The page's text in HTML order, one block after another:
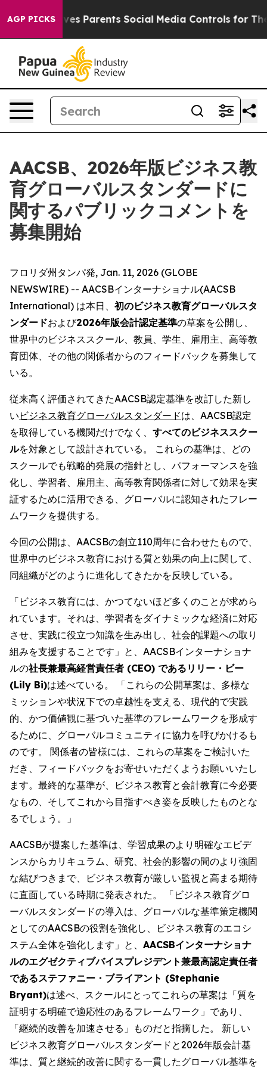
AGP PICKS
Gives Parents Social Media Controls for Their
AACSB、2026年版ビジネス教
育グローバルスタンダードに
関するパブリックコメントを
募集開始
フロリダ州タンパ発, Jan. 11, 2026 (GLOBE
NEWSWIRE) -- AACSBインターナショナル(AACSB
International) は本日、 初のビジネス教育グローバルスタ
ンダードおよび2026年版会計認定基準の草案を公開し、
世界中のビジネススクール、教員、学生、雇用主、高等教
育団体、その他の関係者からのフィードバックを募集して
いる。
従来高く評価されてきたAACSB認定基準を改訂した新し
い ビジネス教育グローバルスタンダードは、AACSB認定
を取得している機関だけでなく、 すべてのビジネススクー
ルを対象として設計されている。 これらの基準は、どの
スクールでも戦略的発展の指針とし、パフォーマンスを強
化し、学習者、雇用主、高等教育関係者に対して効果を実
証するために活用できる、グローバルに認知されたフレー
ムワークを提供する。
今回の公開は、AACSBの創立110周年に合わせたもので、
世界中のビジネス教育における質と効果の向上に関して、
同組織がどのように進化してきたかを反映している。
「ビジネス教育には、かつてないほど多くのことが求めら
れています。それは、学習者をダイナミックな経済に対応
させ、実践に役立つ知識を生み出し、社会的課題への取り
組みを支援することです」と、AACSBインターナショナ
ルの社長兼最高経営責任者 (CEO) であるリリー・ビー
(Lily Bi)は述べている。 「これらの公開草案は、多様な
ミッションや状況下での卓越性を支える、現代的で実践
的、かつ価値観に基づいた基準のフレームワークを形成す
るために、グローバルコミュニティに協力を呼びかけるも
のです。 関係者の皆様には、これらの草案をご検討いた
だき、フィードバックをお寄せいただくようお願いいたし
ます。最終的な基準が、ビジネス教育と会計教育に今必要
なもの、そしてこれから目指すべき姿を反映したものとな
るでしょう。」
AACSBが提案した基準は、学習成果のより明確なエビデ
ンスからカリキュラム、研究、社会的影響の間のより強固
な結びつきまで、ビジネス教育が厳しい監視と高まる期待
に直面している時期に発表された。 「ビジネス教育グロ
ーバルスタンダードの導入は、グローバルな基準策定機関
としてのAACSBの役割を強化し、ビジネス教育のエコシ
ステム全体を強化します」と、 AACSBインターナショナ
ルのエグゼクティブバイスプレジデント兼最高認定責任者
であるステファニー・ブライアント (Stephanie
Bryant)は述べ、スクールにとってこれらの草案は「質を
証明する明確で適応性のあるフレームワーク」であり、
「継続的改善を加速させる」ものだと指摘した。 新しい
ビジネス教育グローバルスタンダードと2026年版会計基
準は、質と継続的改善に関する一貫したグローバル基準を